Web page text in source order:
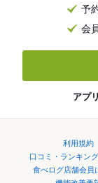
予
会
アプ
利用規約
口コミ・ランキン
食べログ店舗会員